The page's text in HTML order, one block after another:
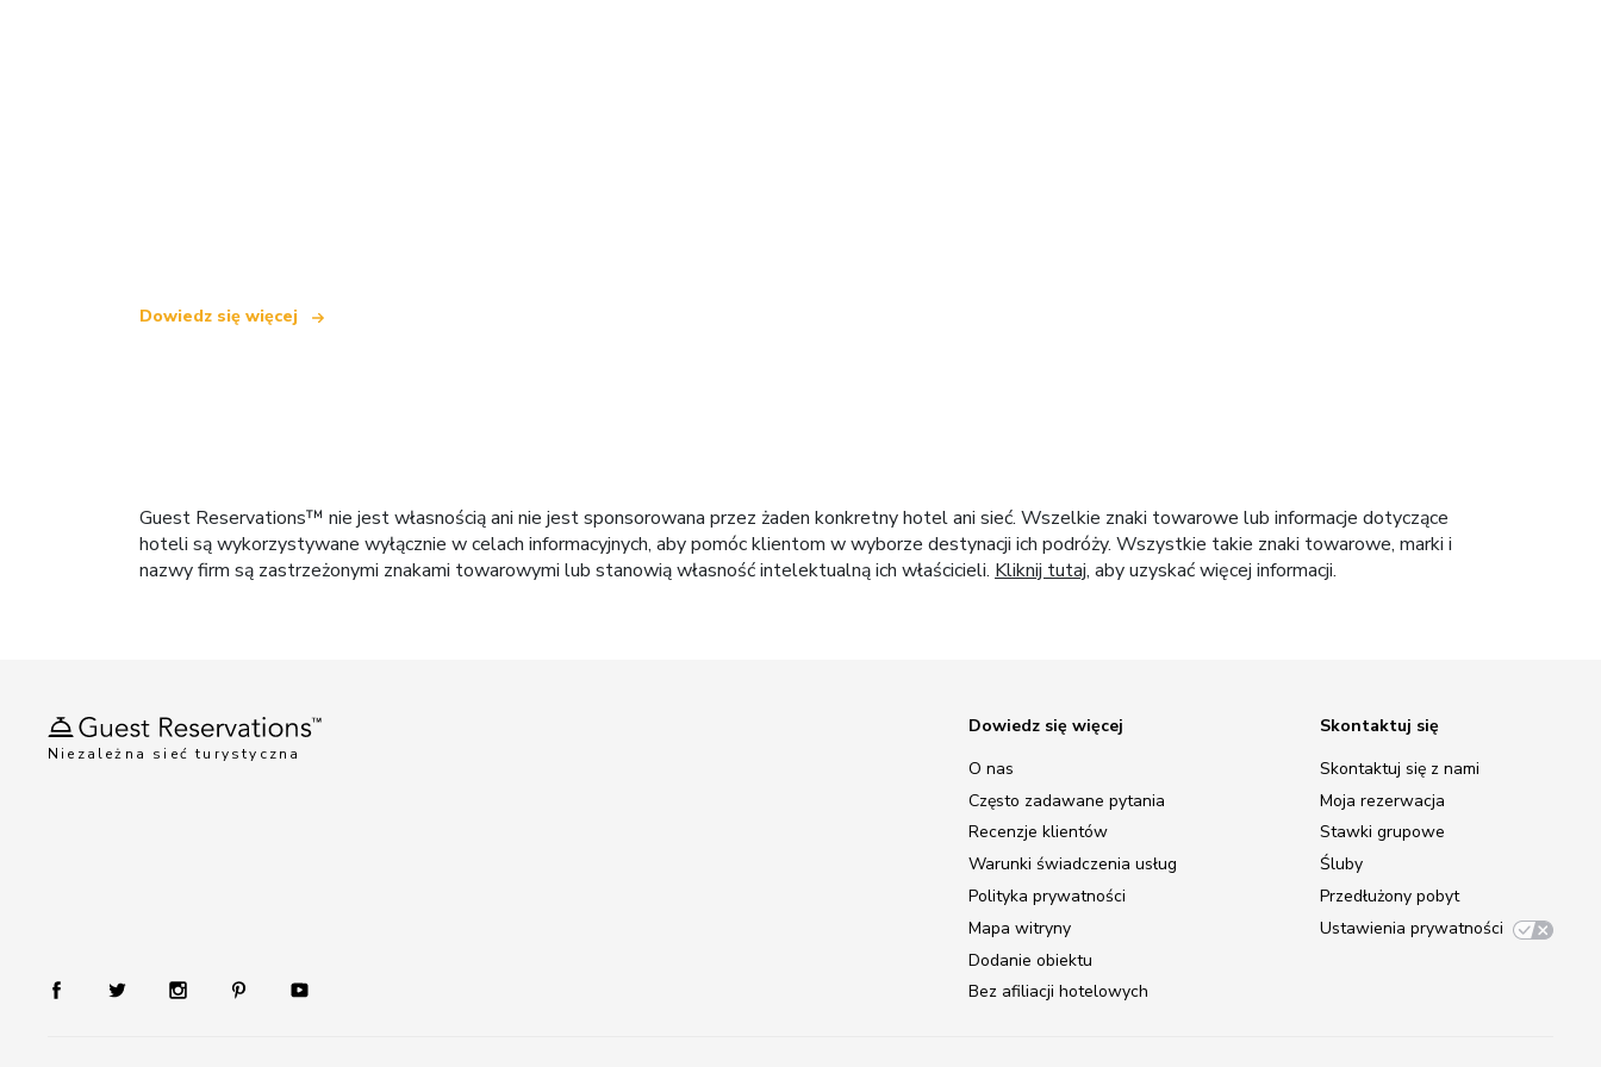
Dowiedz się więcej
Guest Reservations™ nie jest własnością ani nie jest sponsorowana przez żaden konkretny hotel ani sieć. Wszelkie znaki towarowe lub informacje dotyczące
hoteli są wykorzystywane wyłącznie w celach informacyjnych, aby pomóc klientom w wyborze destynacji ich podróży. Wszystkie takie znaki towarowe, marki i
nazwy firm są zastrzeżonymi znakami towarowymi lub stanowią własność intelektualną ich właścicieli. Kliknij tutaj, aby uzyskać więcej informacji.
Niezależna sieć turystyczna
Dowiedz się więcej
O nas
Często zadawane pytania
Recenzje klientów
Warunki świadczenia usług
Polityka prywatności
Mapa witryny
Dodanie obiektu
Bez afiliacji hotelowych
Skontaktuj się
Skontaktuj się z nami
Moja rezerwacja
Stawki grupowe
Śluby
Przedłużony pobyt
Ustawienia prywatności